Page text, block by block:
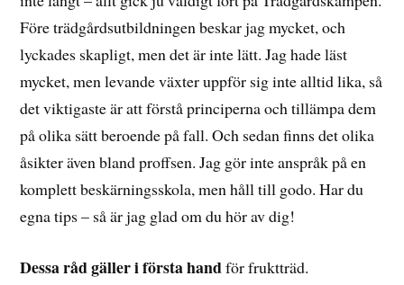
Före trädgårdsutbildningen beskar jag mycket, och
lyckades skapligt, men det är inte lätt. Jag hade läst
mycket, men levande växter uppför sig inte alltid lika, så
det viktigaste är att förstå principerna och tillämpa dem
på olika sätt beroende på fall. Och sedan finns det olika
åsikter även bland proffsen. Jag gör inte anspråk på en
komplett beskärningsskola, men håll till godo. Har du
egna tips – så är jag glad om du hör av dig!
Dessa råd gäller i första handför fruktträd.